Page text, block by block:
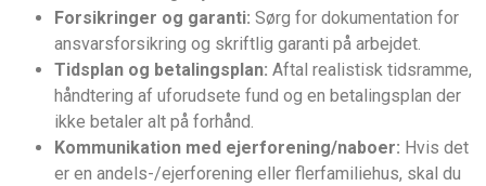
Forsikringer og garanti: Sørg for dokumentation for
ansvarsforsikring og skriftlig garanti på arbejdet.
Tidsplan og betalingsplan: Aftal realistisk tidsramme,
håndtering af uforudsete fund og en betalingsplan der
ikke betaler alt på forhånd.
Kommunikation med ejerforening/naboer: Hvis det
er en andels-/ejerforening eller flerfamiliehus, skal du